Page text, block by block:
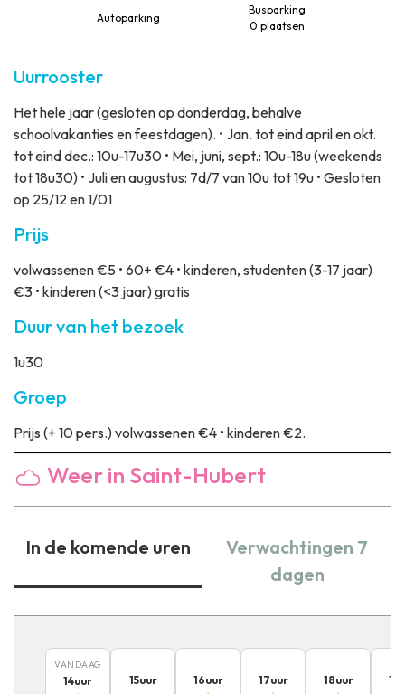
Autoparking
Busparking
0 plaatsen
Uurrooster
Het hele jaar (gesloten op donderdag, behalve
schoolvakanties en feestdagen). • Jan. tot eind april en okt.
tot eind dec.: 10u-17u30 • Mei, juni, sept.: 10u-18u (weekends
tot 18u30) • Juli en augustus: 7d/7 van 10u tot 19u • Gesloten
op 25/12 en 1/01
Prijs
volwassenen €5 • 60+ €4 • kinderen, studenten (3-17 jaar)
€3 • kinderen (<3 jaar) gratis
Duur van het bezoek
1u30
Groep
Prijs (+ 10 pers.) volwassenen €4 • kinderen €2.
Weer in Saint-Hubert
In de komende uren
Verwachtingen 7
dagen
VANDAAG
14uur 15uur 16uur 17uur 18uur 19